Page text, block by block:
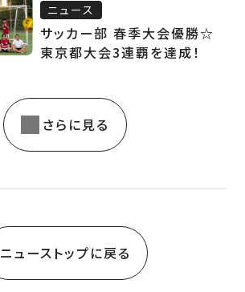
ニュース
サッカー部 春季大会優勝☆
東京都大会3連覇を達成！
さらに見る
ニューストップに戻る